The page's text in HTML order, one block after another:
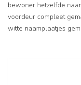
bewoner hetzelfde
voordeur compleet
witte naamplaatjes